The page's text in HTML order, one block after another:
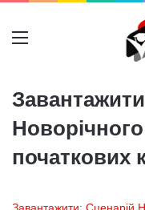
Меню
початкових